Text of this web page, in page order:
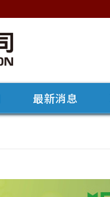
最新消息